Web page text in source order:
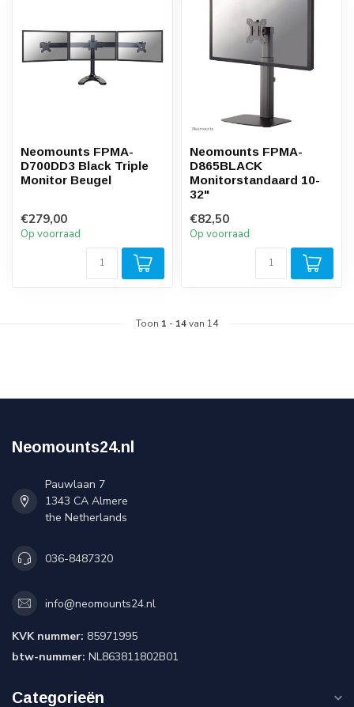
Neomounts FPMA-
D700DD3 Black Triple
Monitor Beugel
€279,00
Op voorraad
Neomounts FPMA-
D865BLACK
Monitorstandaard 10-
32"
€82,50
Op voorraad
Toon 1 - 14van 14
Neomounts24.nl
Pauwlaan 7
1343 CA Almere
the Netherlands
036-8487320
info@neomounts24.nl
KVK nummer: 85971995
btw-nummer: NL863811802B01
Categorieën